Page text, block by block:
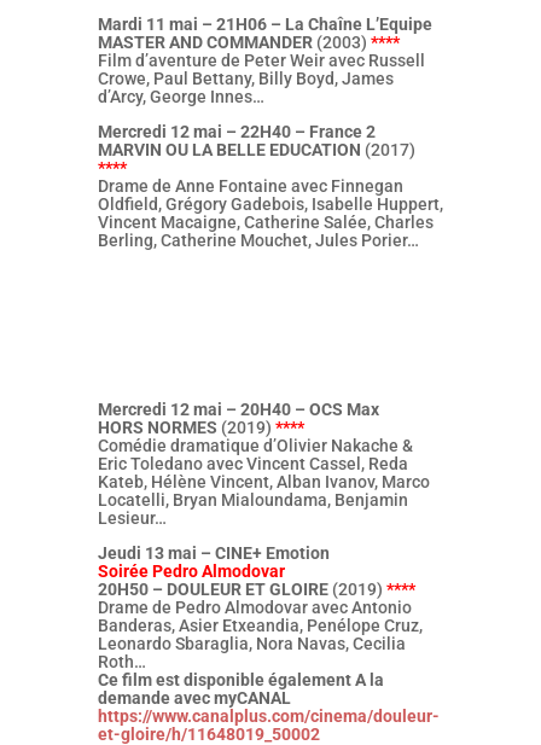
Mardi 11 mai – 21H06 – La Chaîne L’Equipe
MASTER AND COMMANDER (2003) ****
Film d’aventure de Peter Weir avec Russell
Crowe, Paul Bettany, Billy Boyd, James
d’Arcy, George Innes…
Mercredi 12 mai – 22H40 – France 2
MARVIN OU LA BELLE EDUCATION (2017)
****
Drame de Anne Fontaine avec Finnegan
Oldfield, Grégory Gadebois, Isabelle Huppert,
Vincent Macaigne, Catherine Salée, Charles
Berling, Catherine Mouchet, Jules Porier…
Mercredi 12 mai – 20H40 – OCS Max
HORS NORMES (2019) ****
Comédie dramatique d’Olivier Nakache &
Eric Toledano avec Vincent Cassel, Reda
Kateb, Hélène Vincent, Alban Ivanov, Marco
Locatelli, Bryan Mialoundama, Benjamin
Lesieur…
Jeudi 13 mai – CINE+ Emotion
Soirée Pedro Almodovar
20H50 – DOULEUR ET GLOIRE (2019) ****
Drame de Pedro Almodovar avec Antonio
Banderas, Asier Etxeandia, Penélope Cruz,
Leonardo Sbaraglia, Nora Navas, Cecilia
Roth…
Ce film est disponible également A la
demande avec myCANAL
https://www.canalplus.com/cinema/douleur-
et-gloire/h/11648019_50002